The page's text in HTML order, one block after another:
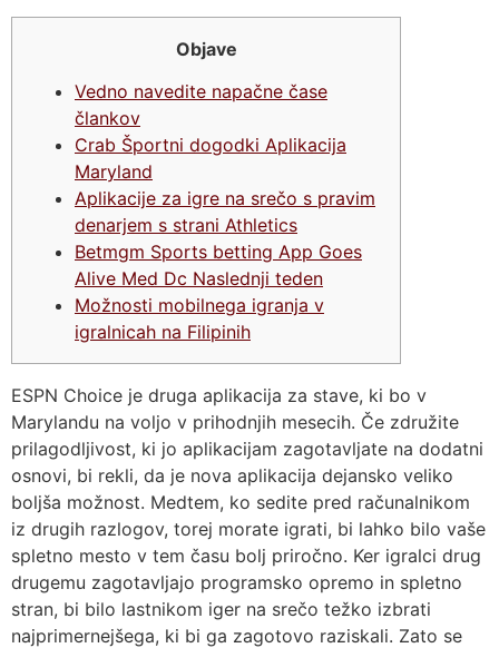
Objave
Vedno navedite napačne čase
člankov
Crab Športni dogodki Aplikacija
Maryland
Aplikacije za igre na srečo s pravim
denarjem s strani Athletics
Betmgm Sports betting App Goes
Alive Med Dc Naslednji teden
Možnosti mobilnega igranja v
igralnicah na Filipinih
ESPN Choice je druga aplikacija za stave, ki bo v
Marylandu na voljo v prihodnjih mesecih. Če združite
prilagodljivost, ki jo aplikacijam zagotavljate na dodatni
osnovi, bi rekli, da je nova aplikacija dejansko veliko
boljša možnost. Medtem, ko sedite pred računalnikom
iz drugih razlogov, torej morate igrati, bi lahko bilo vaše
spletno mesto v tem času bolj priročno. Ker igralci drug
drugemu zagotavljajo programsko opremo in spletno
stran, bi bilo lastnikom iger na srečo težko izbrati
najprimernejšega, ki bi ga zagotovo raziskali. Zato se